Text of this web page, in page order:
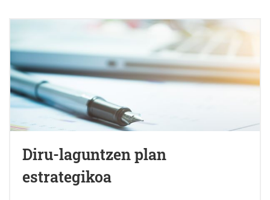
Diru-laguntzen plan
estrategikoa